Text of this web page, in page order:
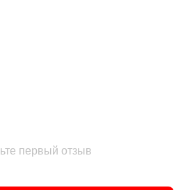
первый отзыв